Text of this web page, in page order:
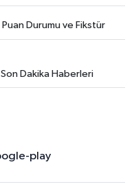
Puan Durumu ve Fikstür
Son Dakika Haberleri